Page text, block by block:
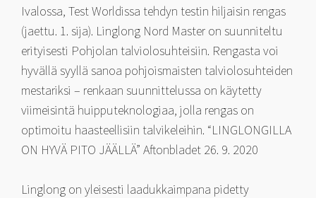
Ivalossa, Test Worldissa tehdyn testin hiljaisin rengas
(jaettu. 1. sija). Linglong Nord Master on suunniteltu
erityisesti Pohjolan talviolosuhteisiin. Rengasta voi
hyvällä syyllä sanoa pohjoismaisten talviolosuhteiden
mestariksi – renkaan suunnittelussa on käytetty
viimeisintä huipputeknologiaa, jolla rengas on
optimoitu haasteellisiin talvikeleihin. “LINGLONGILLA
ON HYVÄ PITO JÄÄLLÄ” Aftonbladet 26. 9. 2020
Linglong on yleisesti laadukkaimpana pidetty